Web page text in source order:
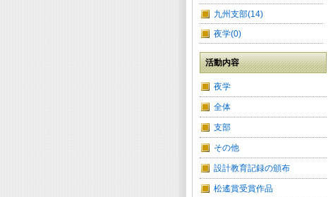
九州支部(14)
夜学(0)
活動内容
夜学
全体
支部
その他
設計教育記録の頒布
松遙賞受賞作品